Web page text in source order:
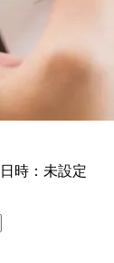
日時：未設定